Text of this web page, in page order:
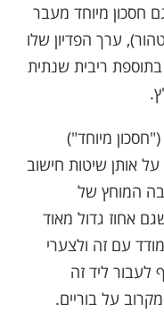
חסכון מיוחד מעבר
ערך הפדיון שלו
ריבית שנתית
מיוחד")
על אותן שיטות חישוב
המוחץ של
אחוז גדול מאוד
עם זה ולצערי
לעבור ליד זה
על בוריים.